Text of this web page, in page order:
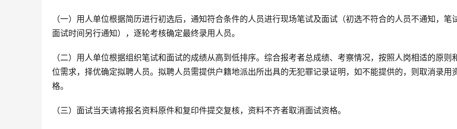
（一）用人单位根据简历进行初选后，通知符合条件的人员进行现场笔试及面试（初选不符合的人员不通知，笔
面试时间另行通知），逐轮考核确定最终录用人员。
（二）用人单位根据组织笔试和面试的成绩从高到低排序。综合报考者总成绩、考察情况，按照人岗相适的原则
位需求，择优确定拟聘人员。拟聘人员需提供户籍地派出所出具的无犯罪记录证明，如不能提供的，则取消录用
格。
（三）面试当天请将报名资料原件和复印件提交复核，资料不齐者取消面试资格。